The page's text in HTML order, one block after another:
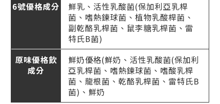
6號優格成分
鮮乳、活性乳酸菌(保加利亞乳桿
菌、嗜熱鍊球菌、植物乳酸桿菌、
副乾酪乳桿菌、鼠李糖乳桿菌、雷
特氏B菌)
原味優格飲
成分
鮮奶優格(鮮奶、活性乳酸菌(保加利
亞乳桿菌、嗜熱鍊球菌、嗜酸乳桿
菌、龍根菌、乾酪乳桿菌、雷特氏B
菌)、鮮奶